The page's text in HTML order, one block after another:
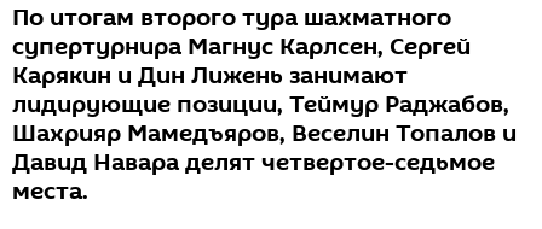
По итогам второго тура шахматного
супертурнира Магнус Карлсен, Сергей
Карякин и Дин Лижень занимают
лидирующие позиции, Теймур Раджабов,
Шахрияр Мамедъяров, Веселин Топалов и
Давид Навара делят четвертое-седьмое
места.